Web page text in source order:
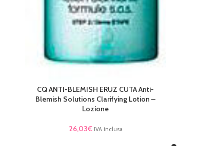
AGGIUNGI AL CARRELLO
CQ ANTI-BLEMISH ERUZ CUTA Anti-
Blemish Solutions Clarifying Lotion –
Lozione
26,03€ IVA inclusa